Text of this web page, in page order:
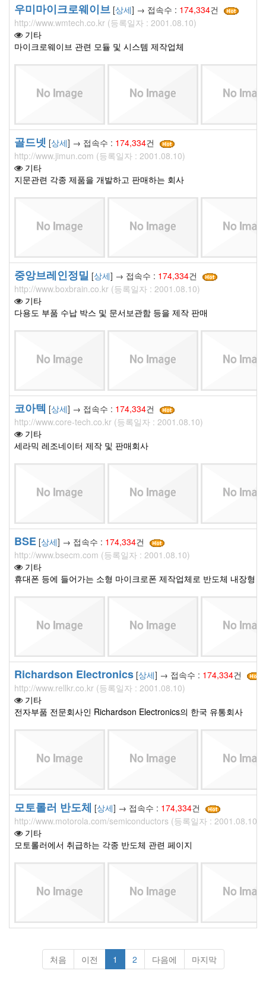
우미마이크로웨이브 [상세] → 접속수 : 174,334건
http://www.wmtech.co.kr (등록일자 : 2001.08.10)
기타
마이크로웨이브 관련 모듈 및 시스템 제작업체
골드넷 [상세] → 접속수 : 174,334건
http://www.jimun.com (등록일자 : 2001.08.10)
기타
지문관련 각종 제품을 개발하고 판매하는 회사
중앙브레인정밀 [상세] → 접속수 : 174,334건
http://www.boxbrain.co.kr (등록일자 : 2001.08.10)
기타
다용도 부품 수납 박스 및 문서보관함 등을 제작 판매
코아텍 [상세] → 접속수 : 174,334건
http://www.core-tech.co.kr (등록일자 : 2001.08.10)
기타
세라믹 레조네이터 제작 및 판매회사
BSE [상세] → 접속수 : 174,334건
http://www.bsecm.com (등록일자 : 2001.08.10)
기타
휴대폰 등에 들어가는 소형 마이크로폰 제작업체로 반도체 내장형
Richardson Electronics [상세] → 접속수 : 174,334건
http://www.rellkr.co.kr (등록일자 : 2001.08.10)
기타
전자부품 전문회사인 Richardson Electronics의 한국 유통회사
모토롤러 반도체 [상세] → 접속수 : 174,334건
http://www.motorola.com/semiconductors (등록일자 : 2001.08.10)
기타
모토롤러에서 취급하는 각종 반도체 관련 페이지
처음 이전 1 2 다음에 마지막